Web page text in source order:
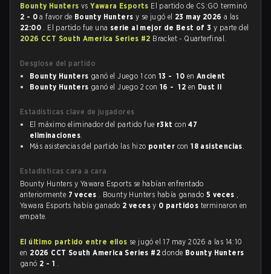
Bounty Hunters vsYawara Esports El partido de CS:GO terminó
2 - 0 a favor de Bounty Hunters y se jugó el 23 may 2026 a las
22:00 . El partido fue una serie al mejor de Best of 3y parte del
2026 CCT South America Series #2 Bracket - Quarterfinal.
Desglose del partido
Bounty Hunters ganó el Juego 1 con13 - 10 en Ancient
Bounty Hunters ganó el Juego 2 con16 - 12 en Dust II
Estadísticas clave de jugadores
El máximo eliminador del partido fue r3kt con47
eliminaciones.
Más asistencias del partido las hizo ponter con18 asistencias.
Estadísticas cara a cara
Bounty Hunters y Yawara Esports se habían enfrentado
anteriormente 7 veces . Bounty Hunters había ganado 5 veces ,
Yawara Esports había ganado 2 vecesy 0 partidos terminaron en
empate.
El último partido entre ellos se jugó el 17 may 2026 a las 14:10
en 2026 CCT South America Series #2donde Bounty Hunters
ganó 2 - 1 .